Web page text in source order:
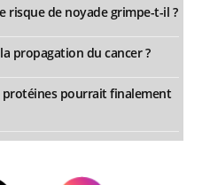
risque de noyade grimpe-t-il ?
propagation du cancer ?
pourrait finalement